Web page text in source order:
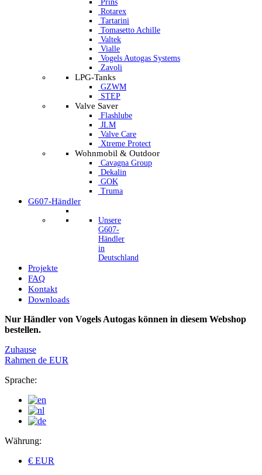
Prins
Rotarex
Tartarini
Tomasetto Achille
Valtek
Vialle
Vogels Autogas Systems
Zavoli
LPG-Tanks
GZWM
STEP
Valve Saver
Flashlube
JLM
Valve Care
Xtreme Protect
Wohnmobil & Outdoor
Cavagna Group
Dekalin
GOK
Truma
G607-Händler
Unsere
G607-
Händler
in
Deutschland
Projekte
FAQ
Kontakt
Downloads
Nur Händler von Vogels Autogas können in diesem Webshop
bestellen.
Zuhause
Rahmen de EUR
Sprache:
Währung:
€ EUR